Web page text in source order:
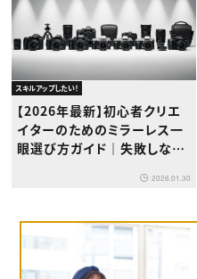
スキルアップしたい！
【2026年最新】初心者クリエ
イターのためのミラーレス一
眼選び方ガイド｜失敗しない
2026.01.30